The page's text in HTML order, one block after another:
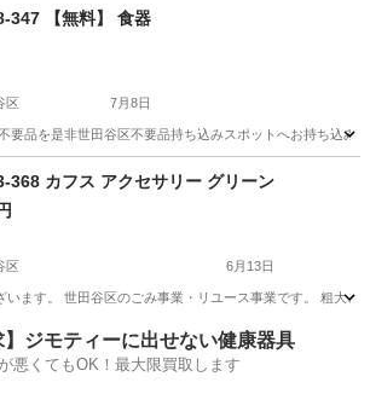
インテリア雑貨/小物 リユース
347 【無料】 食器
区 7月8日
を是非世田谷区不要品持ち込みスポットへお持ち込みし
スポット
368 カフス アクセサリー グリーン
区 6月13日
います。 世⽥⾕区のごみ事業・リユース事業です。 粗
クセサリー リユース
】ジモティーに出せない健康器具
悪くてもOK！最大限買取します